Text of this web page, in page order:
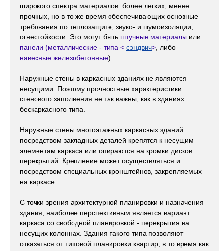
широкого спектра материалов: более легких, менее
прочных, но в то же время обеспечивающих основные
требования по теплозащите, звуко- и шумоизоляции,
огнестойкости. Это могут быть штучные материалы или
панели (металлические - типа < сэндвич> , либо
навесные железобетонные).
Наружные стены в каркасных зданиях не являются
несущими. Поэтому прочностные характеристики
стенового заполнения не так важны, как в зданиях
бескаркасного типа.
Наружные стены многоэтажных каркасных зданий
посредством закладных деталей крепятся к несущим
элементам каркаса или опираются на кромки дисков
перекрытий. Крепление может осуществляться и
посредством специальных кронштейнов, закрепляемых
на каркасе.
С точки зрения архитектурной планировки и назначения
здания, наиболее перспективным является вариант
каркаса со свободной планировкой - перекрытия на
несущих колоннах. Здания такого типа позволяют
отказаться от типовой планировки квартир, в то время как